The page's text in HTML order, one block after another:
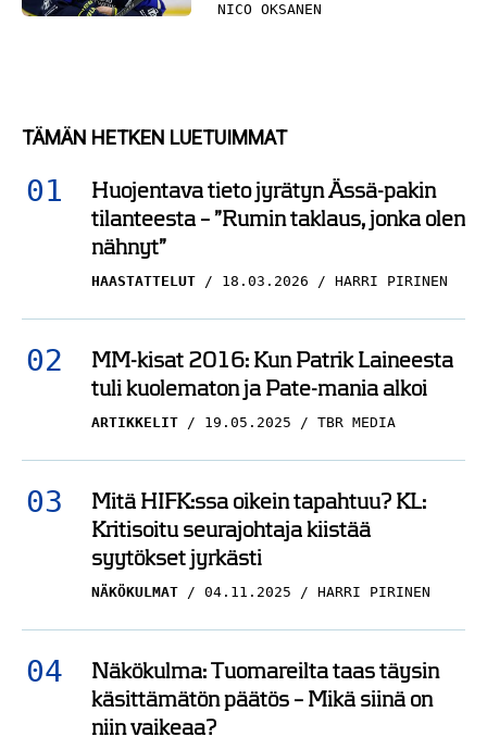
NICO OKSANEN
tilanteesta – ”Rumin taklaus, jonka olen
nähnyt”
HAASTATTELUT
MM-kisat 2016: Kun Patrik Laineesta
tuli kuolematon ja Pate-mania alkoi
ARTIKKELIT 19.05.2025 TBR MEDIA
Mitä HIFK:ssa oikein tapahtuu? KL:
Kritisoitu seurajohtaja kiistää
syytökset jyrkästi
NÄKÖKULMAT 04.11.2025
Näkökulma: Tuomareilta taas täysin
käsittämätön päätös – Mikä siinä on
niin vaikeaa?
ARTIKKELIT 17.11.2025